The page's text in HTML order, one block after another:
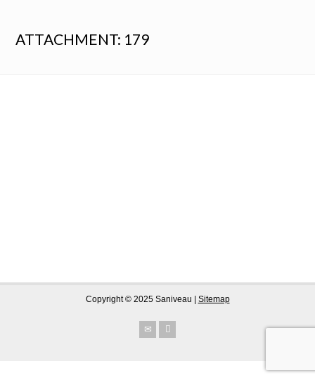
ATTACHMENT: 179
Copyright © 2025 Saniveau | Sitemap